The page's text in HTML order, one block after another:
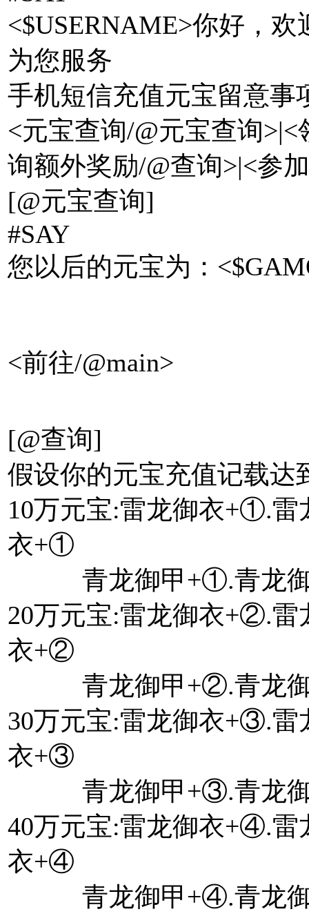
<$USERNAME>你好，
为您服务
手机短信充值元宝留意事
<元宝查询/@元宝查询
询额外奖励/@查询>|<参
[@元宝查询]
#SAY
您以后的元宝为：
<前往/@main>
[@查询]
假设你的元宝充值记载达
10万元宝:雷龙御衣+①.
衣+①
青龙御甲+①.青龙御
20万元宝:雷龙御衣+②.
衣+②
青龙御甲+②.青龙御
30万元宝:雷龙御衣+③.
衣+③
青龙御甲+③.青龙御
40万元宝:雷龙御衣+④.
衣+④
青龙御甲+④.青龙御